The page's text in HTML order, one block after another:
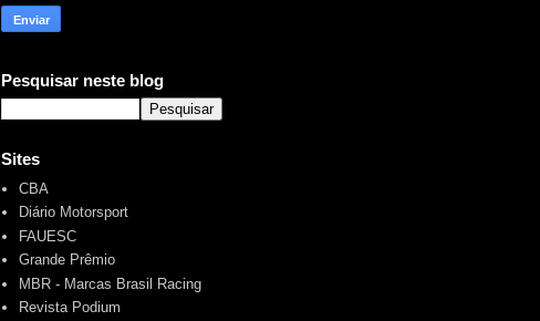
Pesquisar neste blog
Sites
CBA
Diário Motorsport
FAUESC
Grande Prêmio
MBR - Marcas Brasil Racing
Revista Podium